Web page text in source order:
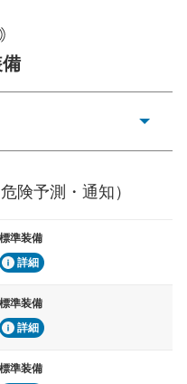
イズの目安
装備されています。
予測・通知するためのシス
す。
を防止するためにレーンキー
ています
険予測・通知）
標準装備
詳細
標準装備
詳細
標準装備